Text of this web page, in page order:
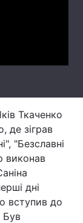
Ткаченко
де зіграв
"Безславні
виконав
дні
вступив до
Був